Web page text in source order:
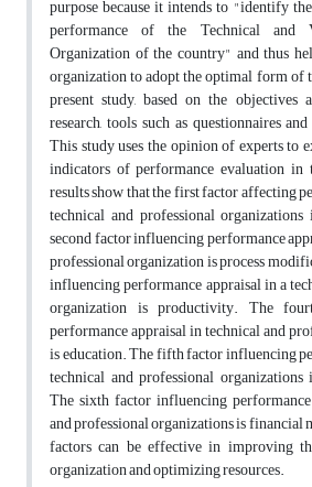
purpose because it intends to "identify
performance of the Technical and
Organization of the country" and thus
organization to adopt the optimal form of
present study, based on the objectives
research, tools such as questionnaires
This study uses the opinion of experts to
indicators of performance evaluation
results show that the first factor affecting
technical and professional
second factor influencing performance
professional organization is process
influencing performance appraisal in a
organization is productivity. The
performance appraisal in technical and
is education. The fifth factor influencing
technical and professional
The sixth factor influencing
and professional organizations is financial
factors can be effective in improving
organization and optimizing resources.